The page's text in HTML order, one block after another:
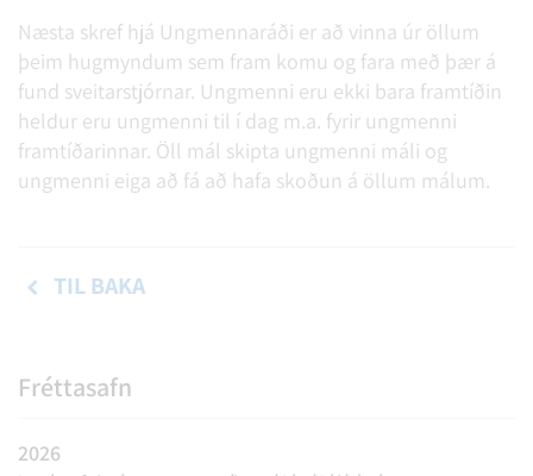
Næsta skref hjá Ungmennaráði er að vinna úr öllum
þeim hugmyndum sem fram komu og fara með þær á
fund sveitarstjórnar. Ungmenni eru ekki bara framtíðin
heldur eru ungmenni til í dag m.a. fyrir ungmenni
framtíðarinnar. Öll mál skipta ungmenni máli og
ungmenni eiga að fá að hafa skoðun á öllum málum.
TIL BAKA
Fréttasafn
2026